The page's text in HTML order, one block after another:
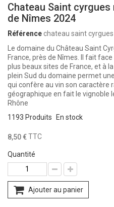
Chateau Saint
de Nîmes 2024
Référencechateau saint
Le domaine du Château Saint
France, près de Nîmes. Il fait
plus beaux sites de France, et à
plein Sud du domaine permet
qui confère au vin son caractère
géographique en fait le vignoble
Rhône
1193 Produits En stock
8,50 €TTC
Quantité
Ajouter au panier